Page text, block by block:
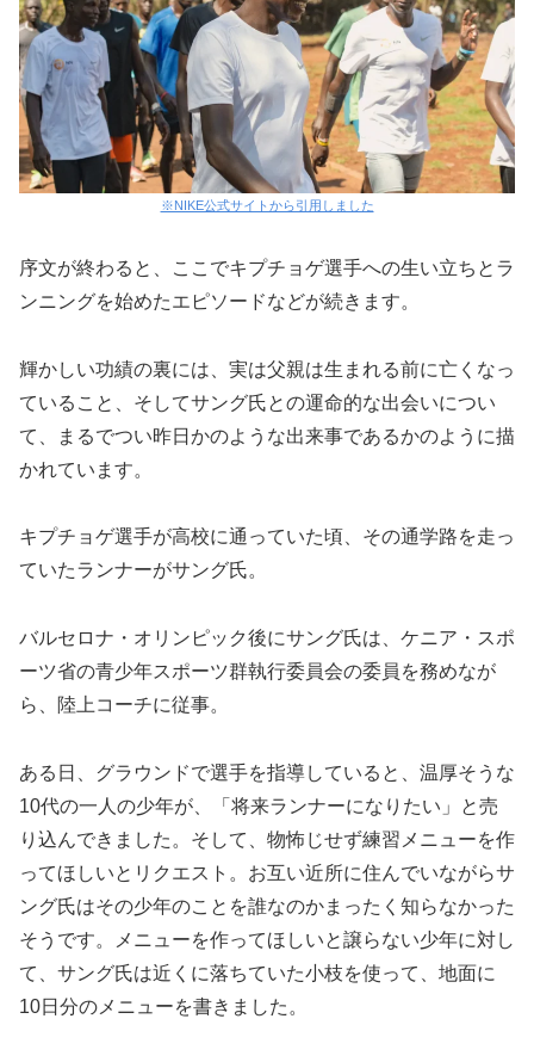
※NIKE公式サイトから引用しました
序文が終わると、ここでキプチョゲ選手への生い立ちとラ
ンニングを始めたエピソードなどが続きます。
輝かしい功績の裏には、実は父親は生まれる前に亡くなっ
ていること、そしてサング氏との運命的な出会いについ
て、まるでつい昨日かのような出来事であるかのように描
かれています。
キプチョゲ選手が高校に通っていた頃、その通学路を走っ
ていたランナーがサング氏。
バルセロナ・オリンピック後にサング氏は、ケニア・スポ
ーツ省の青少年スポーツ群執行委員会の委員を務めなが
ら、陸上コーチに従事。
ある日、グラウンドで選手を指導していると、温厚そうな
10代の一人の少年が、「将来ランナーになりたい」と売
り込んできました。そして、物怖じせず練習メニューを作
ってほしいとリクエスト。お互い近所に住んでいながらサ
ング氏はその少年のことを誰なのかまったく知らなかった
そうです。メニューを作ってほしいと譲らない少年に対し
て、サング氏は近くに落ちていた小枝を使って、地面に
10日分のメニューを書きました。